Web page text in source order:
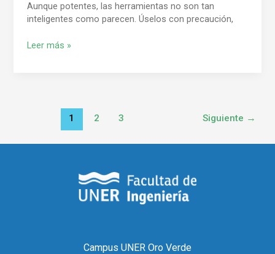
Aunque potentes, las herramientas no son tan
inteligentes como parecen. Úselos con precaución,
Leer más »
1 2 3 Siguiente →
Campus UNER Oro Verde